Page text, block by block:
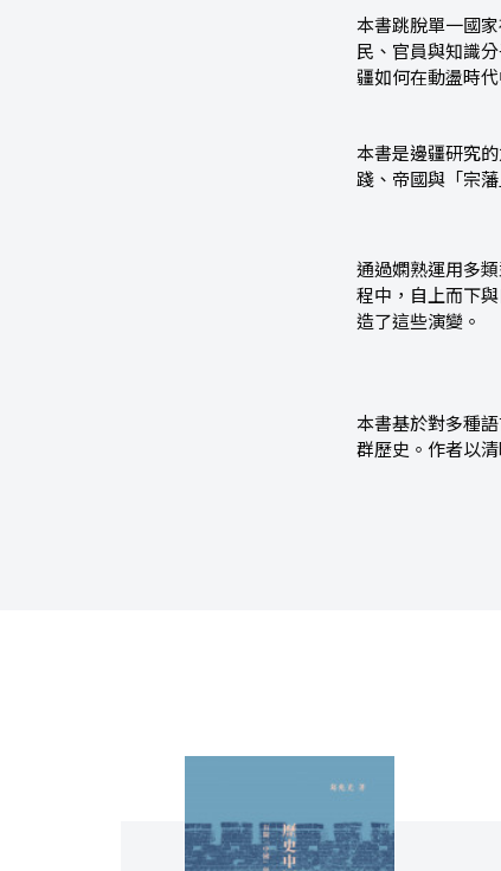
本書跳脫單一國
民、官員與知識
疆如何在動盪時
本書是邊疆研究
踐、帝國與「宗
通過嫻熟運用多
程中，自上而下
造了這些演變。
本書基於對多種
群歷史。作者以